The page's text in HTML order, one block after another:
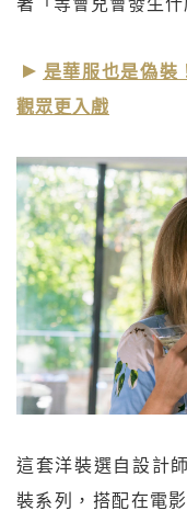
是華服也是偽裝
觀眾更入戲
這套洋裝選自設計
裝系列，搭配在電